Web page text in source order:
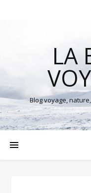
LA
Blog voyage,